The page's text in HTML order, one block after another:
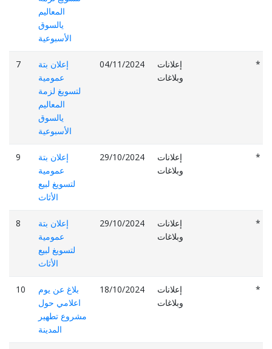
المعاليم
يالسوق
الأسبوعية
7
إعلان بتة
عمومية
لتسويغ لزمة
المعاليم
يالسوق
الأسبوعية
04/11/2024
إعلانات
وبلاغات
*
9
إعلان بتة
عمومية
لتسويغ لبيع
الأثاث
29/10/2024
إعلانات
وبلاغات
*
8
إعلان بتة
عمومية
لتسويغ لبيع
الأثاث
29/10/2024
إعلانات
وبلاغات
*
10
بلاغ عن يوم
اعلامي حول
مشروع تطهير
المدينة
18/10/2024
إعلانات
وبلاغات
*